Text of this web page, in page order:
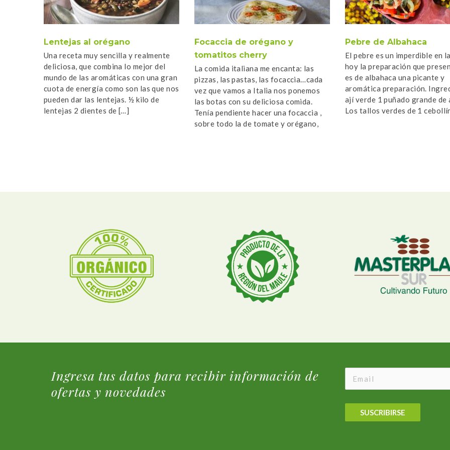
Lentejas al orégano
Una receta muy sencilla y realmente
deliciosa, que combina lo mejor del
mundo de las aromáticas con una gran
cuota de energía como son las que nos
pueden dar las lentejas. ½ kilo de
lentejas 2 dientes de […]
Focaccia de orégano y
tomatitos cherry
La comida italiana me encanta: las
pizzas, las pastas, las focaccia…cada
vez que vamos a Italia nos ponemos
las botas con su deliciosa comida.
Tenía pendiente hacer una focaccia ,
sobre todo la de tomate y orégano,
Pebre de Albahaca
El pebre es un imperdible en
hoy la preparación que
es de albahaca una picante y
aromática preparación.
ají verde 1 puñado grande de
Los tallos verdes de 1
Ingresa tus datos para recibir información de
ofertas y novedades
SUSCRIBIRSE